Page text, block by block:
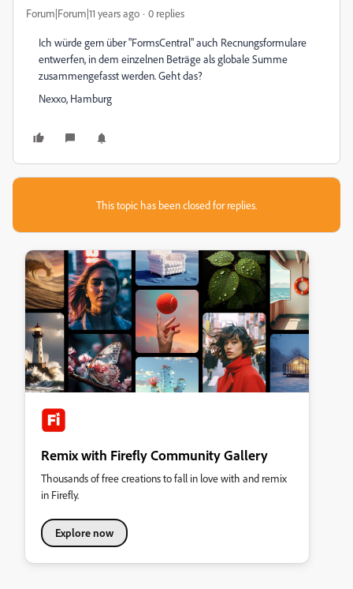
Forum|Forum|11 years ago 0 replies
Ich würde gern über "FormsCentral" auch Recnungsformulare
entwerfen, in dem einzelnen Beträge als globale Summe
zusammengefasst werden. Geht das?
Nexxo, Hamburg
This topic has been closed for replies.
Remix with Firefly Community Gallery
Thousands of free creations to fall in love with and remix
in Firefly.
Explore now